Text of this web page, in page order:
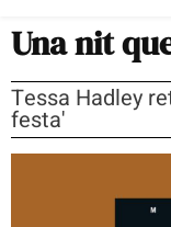
Una nit
Tessa Hadley
festa'